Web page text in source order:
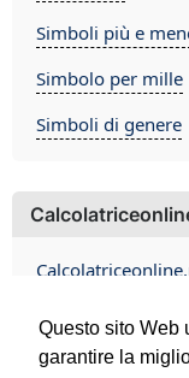
Questo sito Web
garantire la
Simboli più e
Simbolo per mille
Simboli di genere
Contact